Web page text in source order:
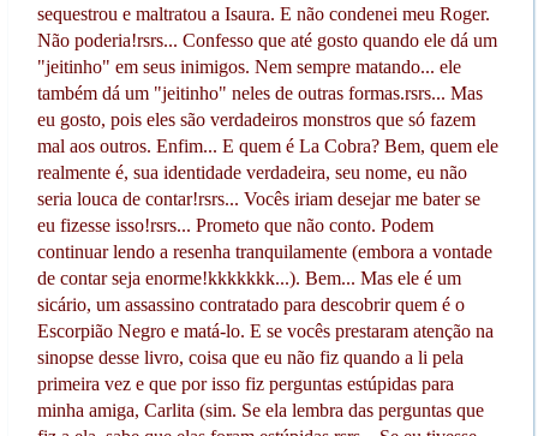
sequestrou e maltratou a Isaura. E não condenei meu Roger.
Não poderia!rsrs... Confesso que até gosto quando ele dá um
"jeitinho" em seus inimigos. Nem sempre matando... ele
também dá um "jeitinho" neles de outras formas.rsrs... Mas
eu gosto, pois eles são verdadeiros monstros que só fazem
mal aos outros. Enfim... E quem é La Cobra? Bem, quem ele
realmente é, sua identidade verdadeira, seu nome, eu não
seria louca de contar!rsrs... Vocês iriam desejar me bater se
eu fizesse isso!rsrs... Prometo que não conto. Podem
continuar lendo a resenha tranquilamente (embora a vontade
de contar seja enorme!kkkkkkk...). Bem... Mas ele é um
sicário, um assassino contratado para descobrir quem é o
Escorpião Negro e matá-lo. E se vocês prestaram atenção na
sinopse desse livro, coisa que eu não fiz quando a li pela
primeira vez e que por isso fiz perguntas estúpidas para
minha amiga, Carlita (sim. Se ela lembra das perguntas que